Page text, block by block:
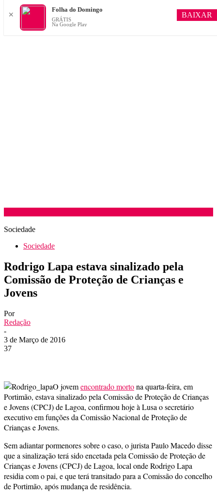
Sociedade
Sociedade
Rodrigo Lapa estava sinalizado pela
Comissão de Proteção de Crianças e
Jovens
Por
Redação
-
3 de Março de 2016
37
O jovemencontrado mortona quarta-feira, em
Portimão, estava sinalizado pela Comissão de Proteção de Crianças
e Jovens (CPCJ) de Lagoa, confirmou hoje à Lusa o secretário
executivo em funções da Comissão Nacional de Proteção de
Crianças e Jovens.
Sem adiantar pormenores sobre o caso, o jurista Paulo Macedo disse
que a sinalização terá sido encetada pela Comissão de Proteção de
Crianças e Jovens (CPCJ) de Lagoa, local onde Rodrigo Lapa
residia com o pai, e que terá transitado para a Comissão do concelho
de Portimão, após mudança de residência.
✕
Folha do Domingo
GRÁTIS
Na Google Play
BAIXAR